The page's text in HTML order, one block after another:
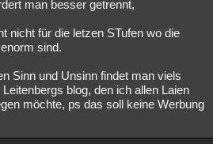
man besser getrennt,
nicht für die letzen STufen wo die
sind.
Sinn und Unsinn findet man viels
blog, den ich allen Laien
möchte, ps das soll keine Werbung